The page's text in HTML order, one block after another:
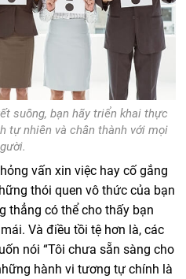
suông, bạn hãy triển khai thực
tự nhiên và chân thành với mọi
vấn xin việc hay cố gắng
thói quen vô thức của bạn
thẳng có thể cho thấy bạn
Và điều tồi tệ hơn là, các
nói “Tôi chưa sẵn sàng cho
hành vi tương tự chính là